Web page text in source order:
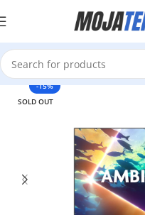
-15%
SOLD OUT